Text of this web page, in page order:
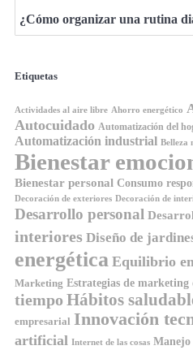
¿Cómo organizar una rutina
Etiquetas
Actividades al aire libre Ahorro energético
Autocuidado Automatización del
Automatización industrial Belleza
Bienestar
Bienestar personal Consumo
Decoración de exteriores Decoración de
Desarrollo personal
interiores Diseño de
energética Equilibrio
Marketing Estrategias de
tiempo Hábitos
empresarial Innovación
artificial Internet de las cosas Manejo